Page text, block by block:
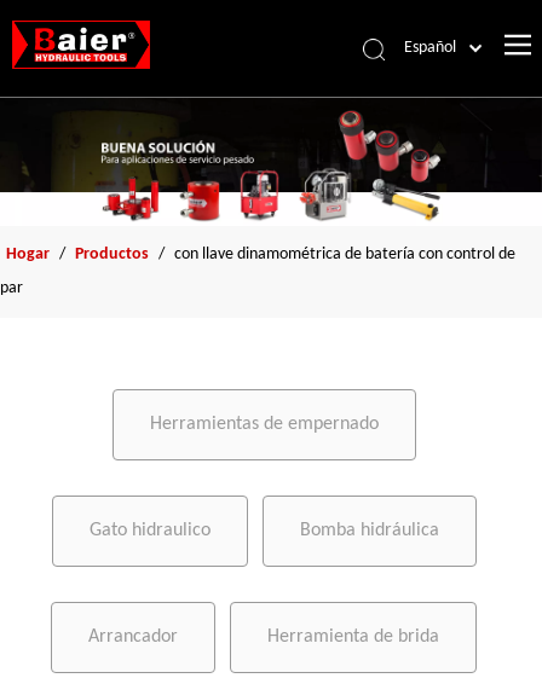
Español
Français
العربية
English
Hogar / Productos / con llave dinamométrica de batería con control de
par
Herramientas de empernado
Gato hidraulico Bomba hidráulica
Arrancador Herramienta de brida